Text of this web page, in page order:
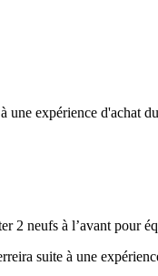
une expérience d'achat
2 neufs à l’avant pour
suite à une